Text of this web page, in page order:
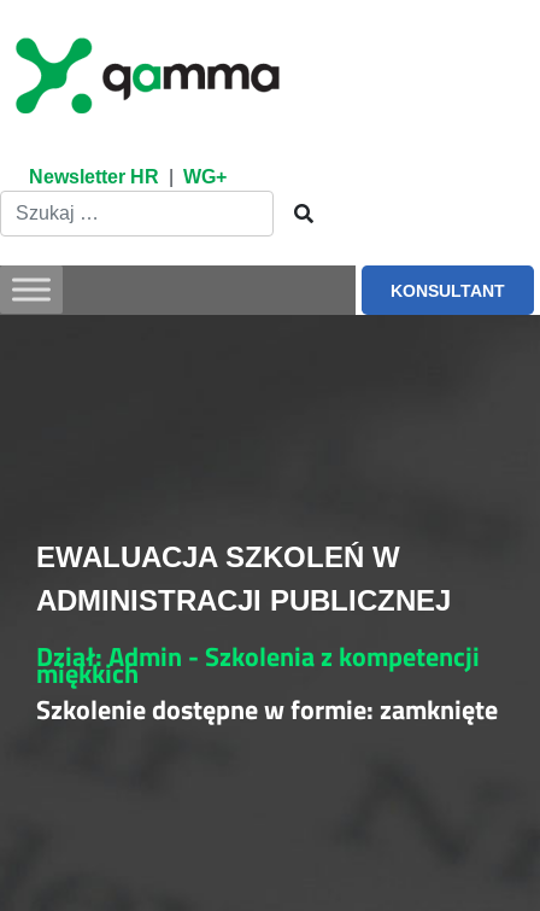
content
Newsletter HR WG+
KONSULTANT
EWALUACJA SZKOLEŃ W
ADMINISTRACJI PUBLICZNEJ
Dział: Admin - Szkolenia z kompetencji
miękkich
Szkolenie dostępne w formie: zamknięte